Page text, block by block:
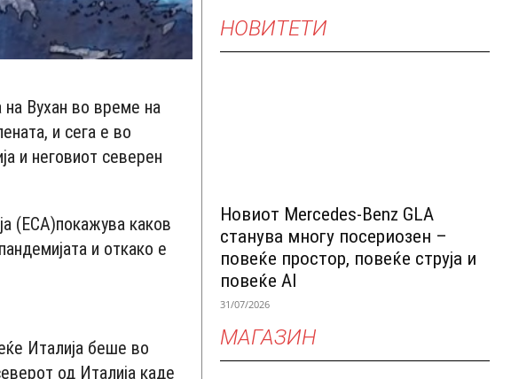
на Вухан во време на
и сега е во
и неговиот северен
(ЕСА)покажува каков
и откако е
Италија беше во
од Италија каде
НОВИТЕТИ
Новиот Mercedes-Benz GLA
станува многу посериозен –
повеќе простор, повеќе струја и
повеќе AI
31/07/2026
МАГАЗИН